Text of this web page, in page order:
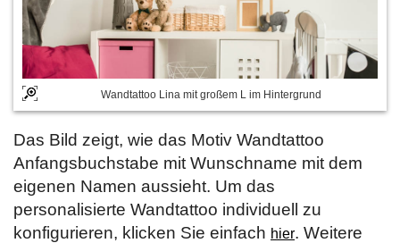
Wandtattoo Lina mit großem L im Hintergrund
Das Bild zeigt, wie das Motiv Wandtattoo
Anfangsbuchstabe mit Wunschname mit dem
eigenen Namen aussieht. Um das
personalisierte Wandtattoo individuell zu
konfigurieren, klicken Sie einfach hier. Weitere